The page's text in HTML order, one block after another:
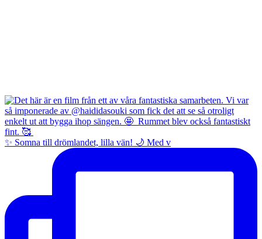
✨ Somna till drömlandet, lilla vän! 🌙 Med v